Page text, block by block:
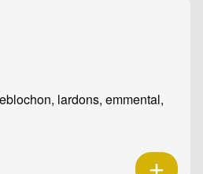
lardons, emmental,